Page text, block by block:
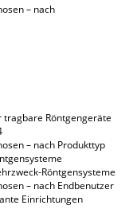
– nach
tragbare Röntgengeräte
– nach Produkttyp
Röntgensysteme
– nach Endbenutzer
Einrichtungen